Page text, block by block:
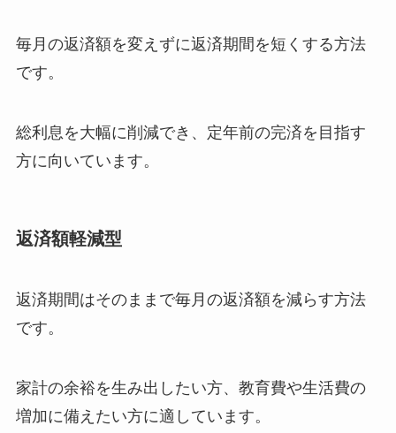
毎月の返済額を変えずに返済期間を短くする方法
です。
総利息を大幅に削減でき、定年前の完済を目指す
方に向いています。
返済額軽減型
返済期間はそのままで毎月の返済額を減らす方法
です。
家計の余裕を生み出したい方、教育費や生活費の
増加に備えたい方に適しています。